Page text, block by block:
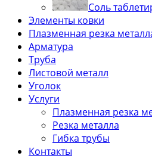
Соль
Элементы ковки
Плазменная резка
Арматура
Труба
Листовой металл
Уголок
Услуги
Плазменная резка
Резка металла
Гибка трубы
Контакты